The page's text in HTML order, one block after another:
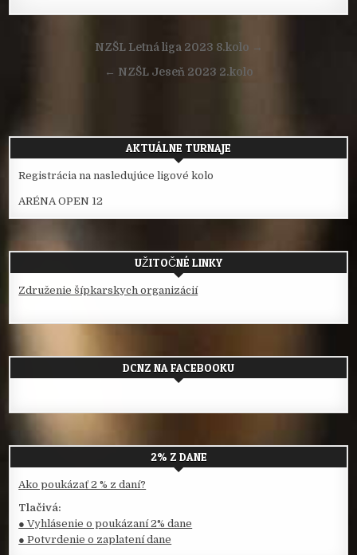
NavigáciaNZŠL Letná liga 2023 8.kolo →
← NZŠL Jeseň 2023 2.kolo
AKTUÁLNE TURNAJE
Registrácia na nasledujúce ligové kolo
ARÉNA OPEN 12
UŽITOČNÉ LINKY
Združenie šípkarskych organizácií
DCNZ NA FACEBOOKU
2% Z DANE
Ako poukázať 2 % z daní?
Tlačivá:
● Vyhlásenie o poukázaní 2% dane
● Potvrdenie o zaplatení dane